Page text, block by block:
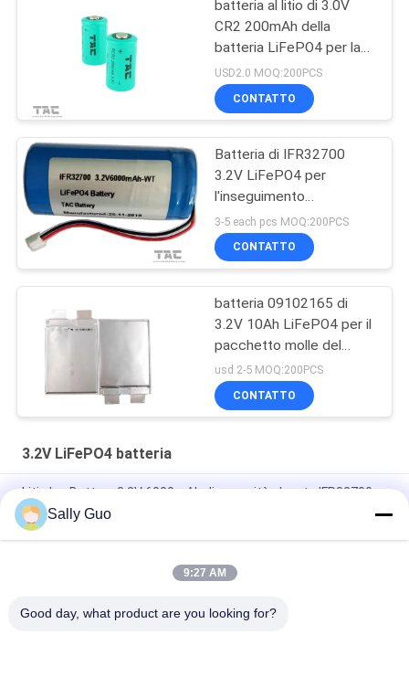
batteria al litio di 3.0V
CR2 200mAh della
batteria LiFePO4 per la
penna meridiana
USD2.0 MOQ:200PCS
CONTATTO
Batteria di IFR32700
3.2V LiFePO4 per
l'inseguimento
attrezzatura e del recinto
elettrico solare
3-5 each pcs MOQ:200PCS
CONTATTO
batteria 09102165 di
3.2V 10Ah LiFePO4 per il
pacchetto molle del
sacchetto della batteria
di stazione della tassa
usd 2-5 MOQ:200PCS
CONTATTO
3.2V LiFePO4 batteria
Litio Ion Battery 3.2V 6000mAh di capacità elevata IFR32700
Pacchetto della batteria di IFR32140 2S1P 6.4V 15AH 3.2V
LiFePO4 per solare di recinzione elettrico alimentato
batteria LPF42173205 di 113AH 3.2V LiFePO4 per la cellula
Sally Guo
9:27 AM
Good day, what product are you looking for?